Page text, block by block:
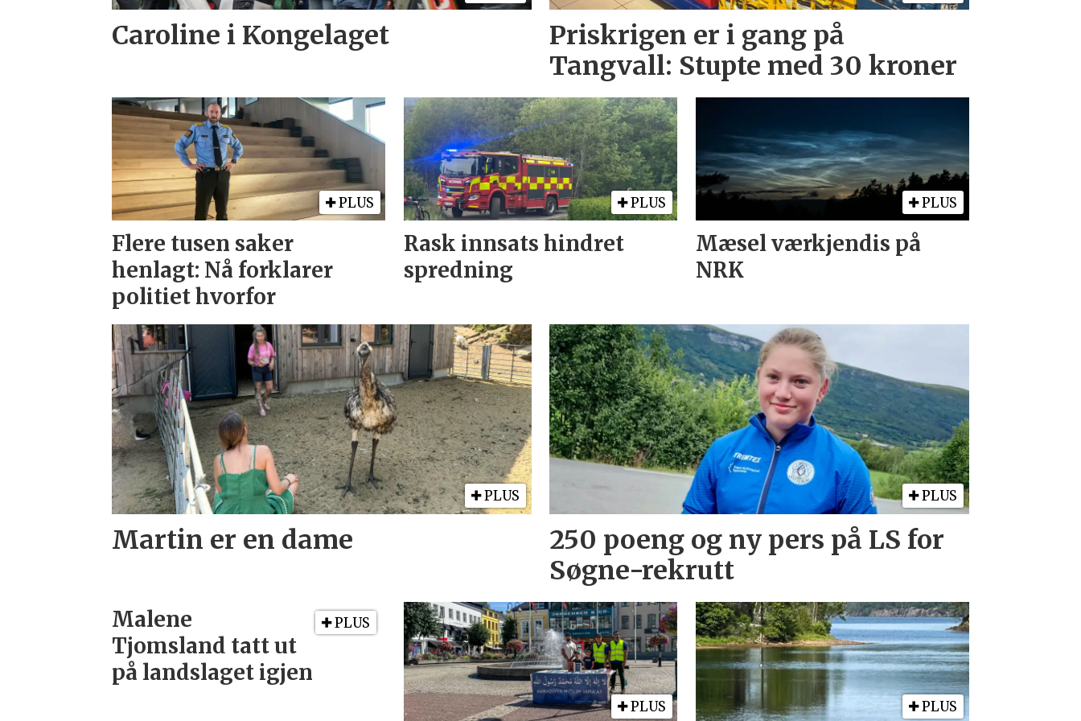
Caroline i Kongelaget
Priskrigen er i gang på
Tangvall: Stupte med 30 kroner
PLUS
Flere tusen saker
henlagt: Nå forklarer
politiet hvorfor
PLUS
Rask innsats hindret
spredning
PLUS
Mæsel værkjendis på
NRK
PLUS
Martin er en dame
PLUS
250 poeng og ny pers på LS for
Søgne-rekrutt
PLUS
Malene
Tjomsland tatt ut
på landslaget igjen
PLUS PLUS